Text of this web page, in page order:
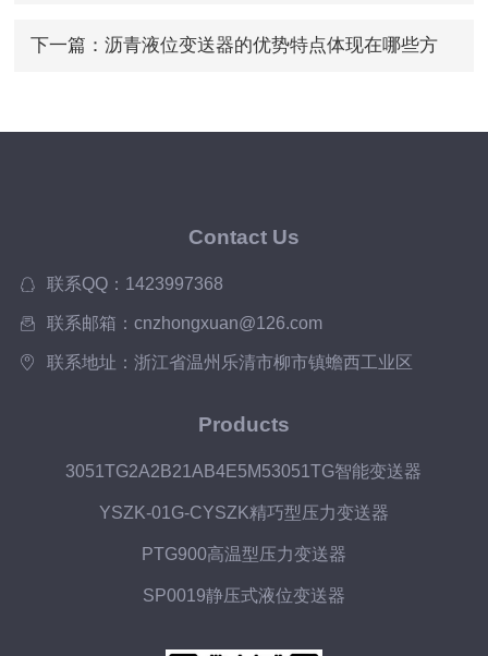
下一篇： 沥青液位变送器的优势特点体现在哪些方
Contact Us
联系QQ：1423997368
联系邮箱：cnzhongxuan@126.com
联系地址：浙江省温州乐清市柳市镇蟾西工业区
Products
3051TG2A2B21AB4E5M53051TG智能变送器
YSZK-01G-CYSZK精巧型压力变送器
PTG900高温型压力变送器
SP0019静压式液位变送器